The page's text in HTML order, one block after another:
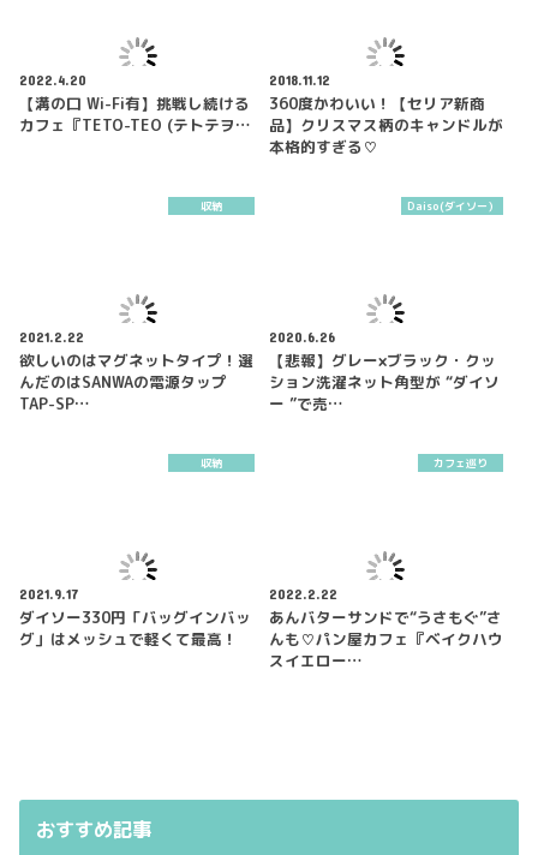
2022.4.20
【溝の口 Wi-Fi有】挑戦し続ける
カフェ『TETO-TEO (テトテヲ…
2018.11.12
360度かわいい！【セリア新商
品】クリスマス柄のキャンドルが
本格的すぎる♡
収納
2021.2.22
欲しいのはマグネットタイプ！選
んだのはSANWAの電源タップ
TAP-SP…
Daiso(ダイソー）
2020.6.26
【悲報】グレー×ブラック・クッ
ション洗濯ネット角型が “ダイソ
ー ”で売…
収納
2021.9.17
ダイソー330円「バッグインバッ
グ」はメッシュで軽くて最高！
カフェ巡り
2022.2.22
あんバターサンドで“うさもぐ”さ
んも♡パン屋カフェ『ベイクハウ
スイエロー…
おすすめ記事